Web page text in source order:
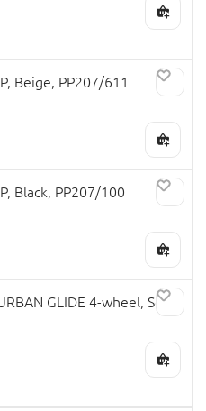
Beige, PP207/611
Black, PP207/100
GLIDE 4-wheel, Soft